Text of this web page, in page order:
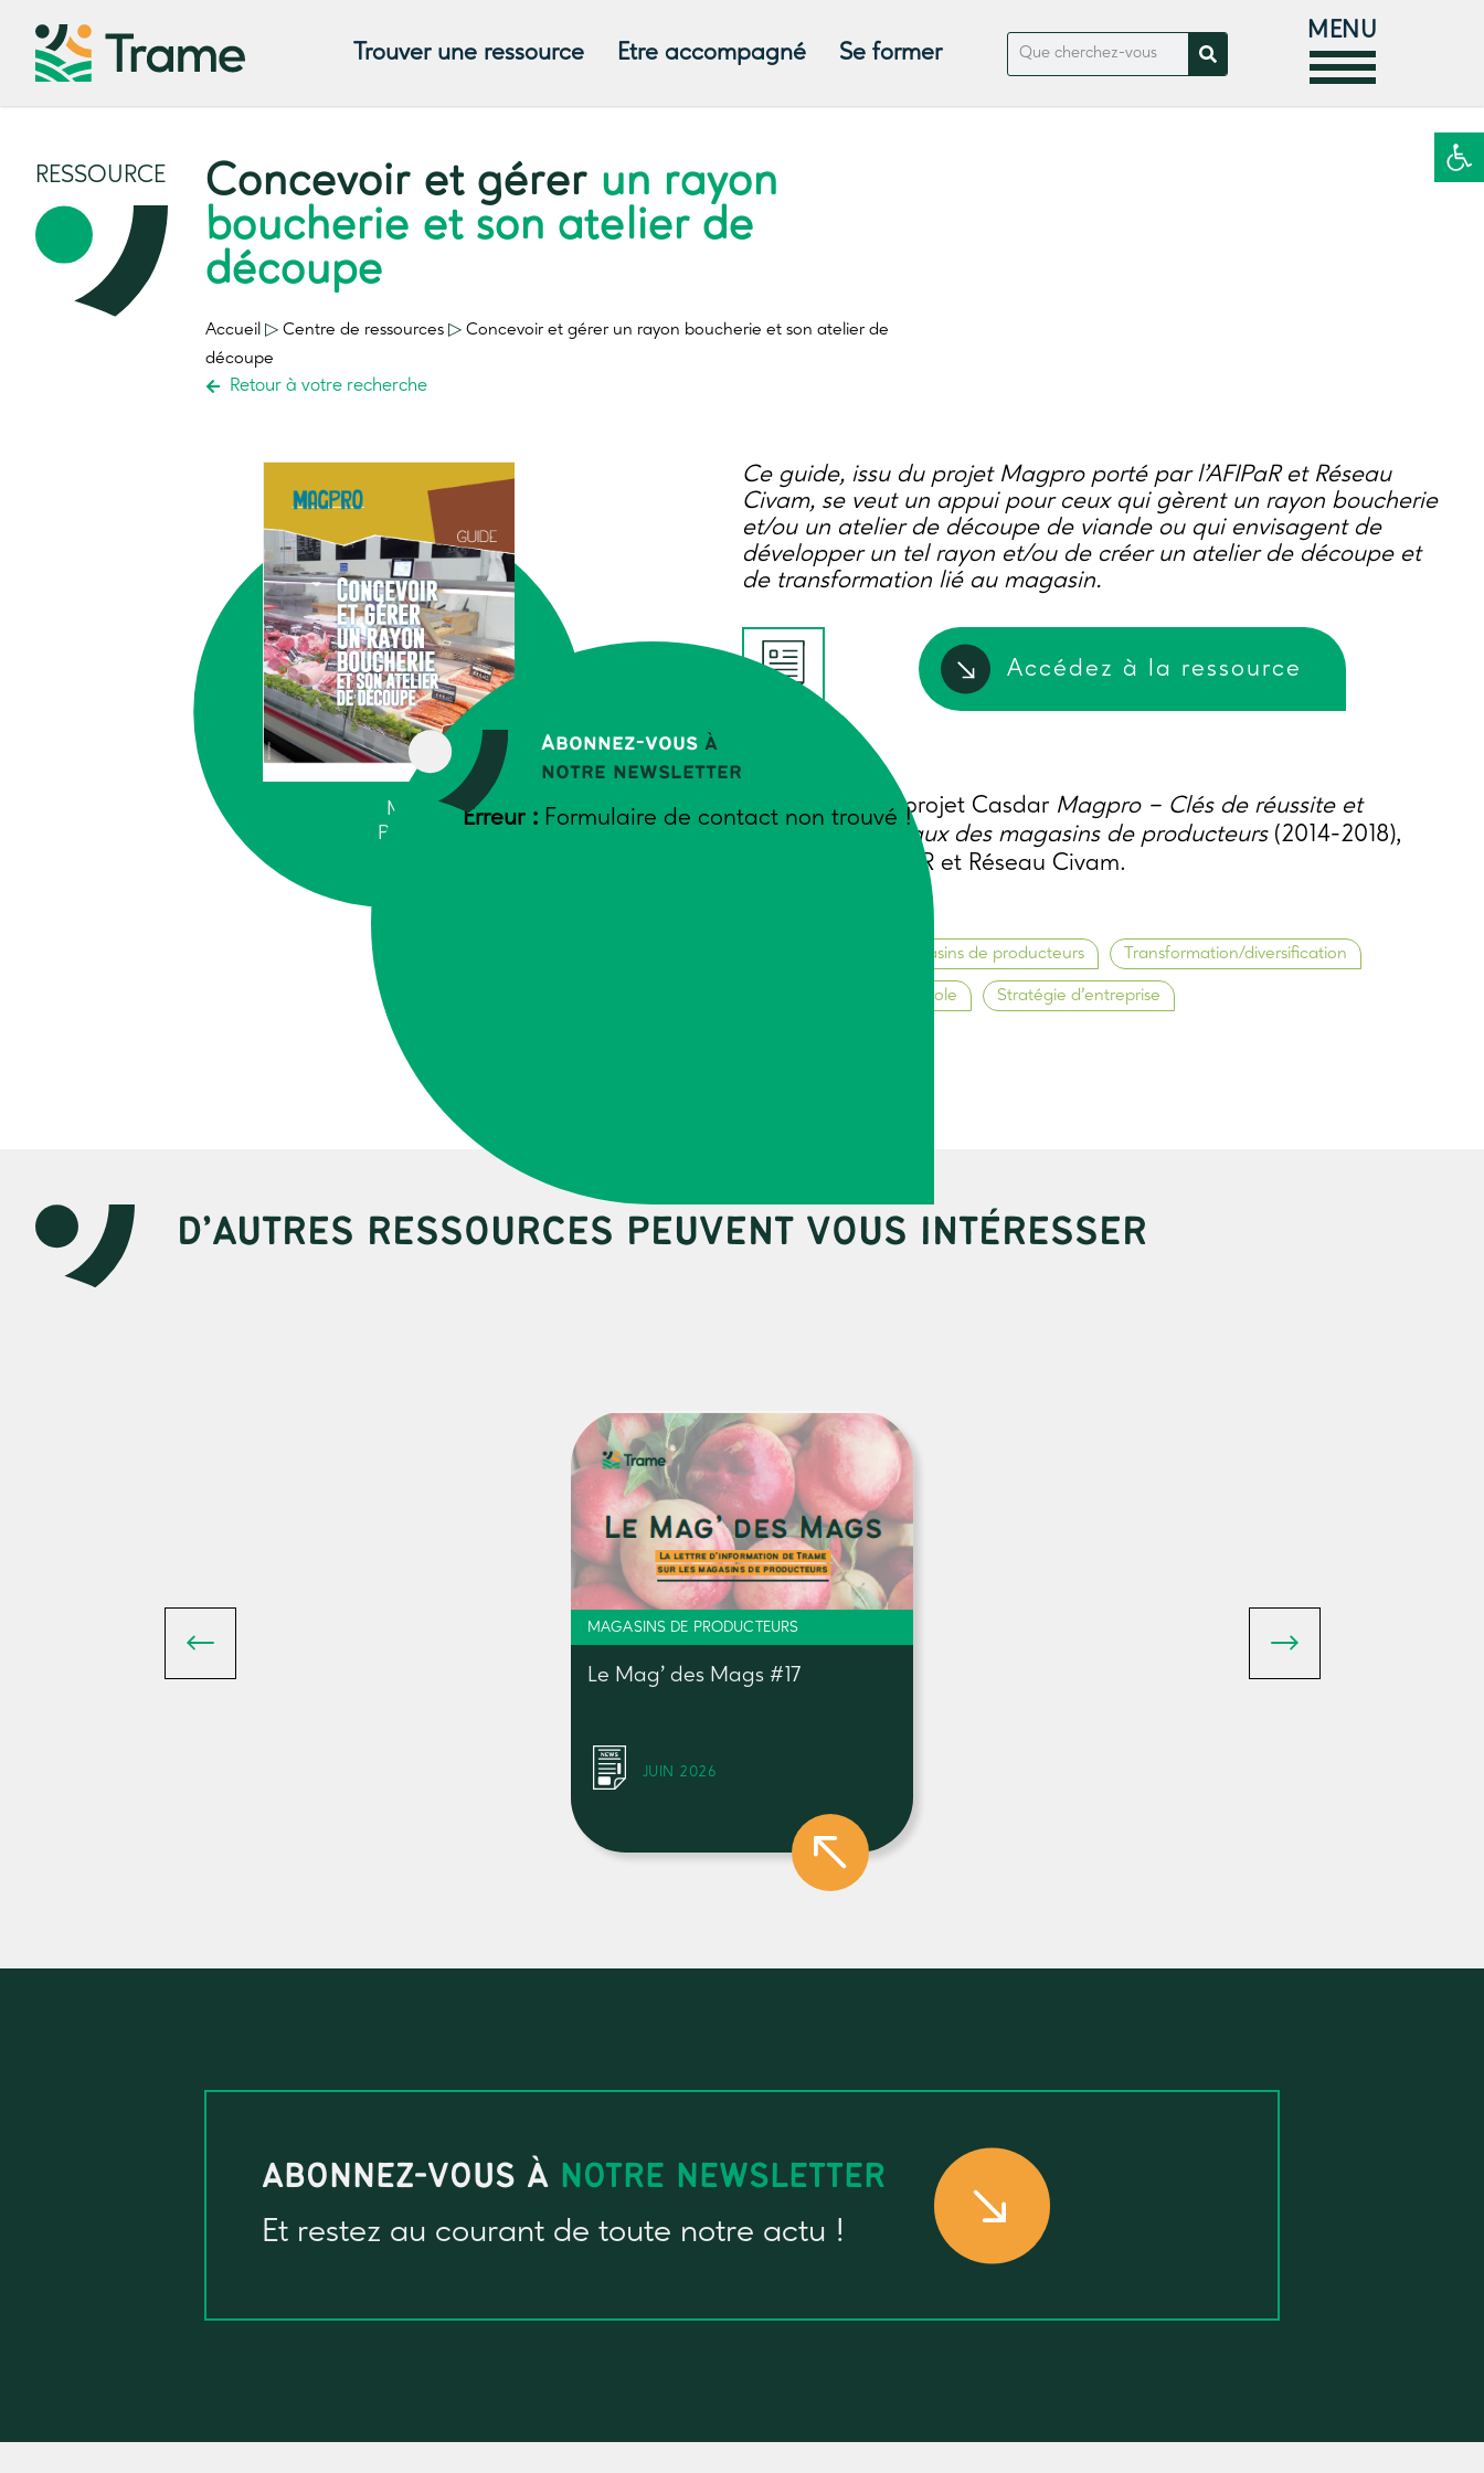
Ouvrir
Trouver une ressource Etre accompagné Se former
MENU
Abonnez-vous à
notre newsletter
Erreur : Formulaire de contact non trouvé !
RESSOURCE Concevoir et gérer un rayon
boucherie et son atelier de
découpe
Accueil ▷ Centre de ressources ▷ Concevoir et gérer un rayon boucherie et son atelier de
découpe
Retour à votre recherche
MAGASINS DE
PRODUCTEURS
Ce guide, issu du projet Magpro porté par l’AFIPaR et Réseau
Civam, se veut un appui pour ceux qui gèrent un rayon boucherie
et/ou un atelier de découpe de viande ou qui envisagent de
développer un tel rayon et/ou de créer un atelier de découpe et
de transformation lié au magasin.
Accédez à la ressource
Partenaires du projet Casdar Magpro – Clés de réussite et
impacts territoriaux des magasins de producteurs(2014-2018),
piloté par l’AFIPaR et Réseau Civam.
Magasins de producteurs Transformation/diversification
Vie de l’entreprise agricole Stratégie d’entreprise
D’AUTRES RESSOURCES PEUVENT VOUS INTÉRESSER
MAGASINS DE PRODUCTEURS
Le Mag’ des Mags #17
JUIN 2026
ABONNEZ-VOUS À NOTRE NEWSLETTER
Et restez au courant de toute notre actu !